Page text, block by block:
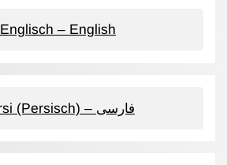
Englisch – English
Farsi (Persisch) – فارسی